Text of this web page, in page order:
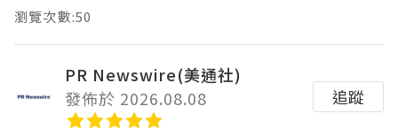
瀏覽次數:50
PR Newswire(美通社)
發佈於 2026.08.08
追蹤